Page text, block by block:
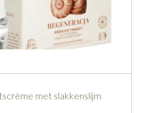
met slakkenslijm